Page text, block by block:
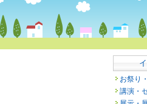
お祭り
講演・